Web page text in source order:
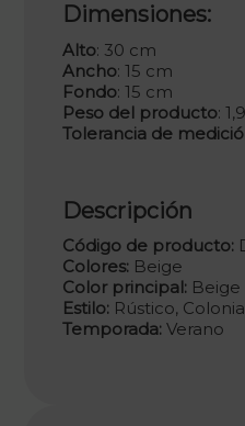
Dimensiones:
Alto: 30 cm
Ancho: 15 cm
Fondo: 15 cm
Peso del producto:
Tolerancia de
Descripción
Código de producto:
Colores: Beige
Color principal: Beige
Estilo: Rústico,
Temporada: Verano